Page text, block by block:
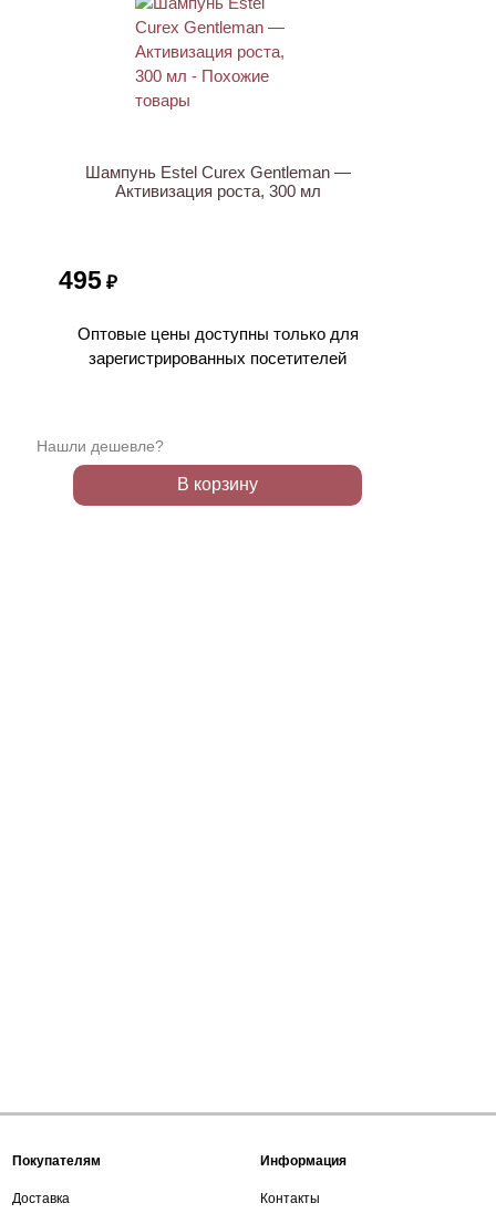
Шампунь Estel Curex Gentleman —
Активизация роста, 300 мл
495 ₽
Оптовые цены доступны только для
зарегистрированных посетителей
Нашли дешевле?
В корзину
Покупателям
Доставка
Информация
Контакты